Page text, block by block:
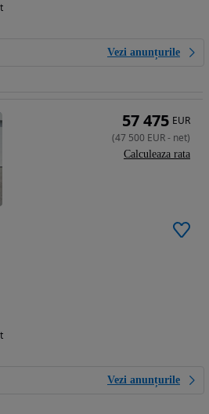
Vezi anunțurile
Vezi anunțurile
57 475 EUR
(47 500 EUR- net)
Calculeaza rata